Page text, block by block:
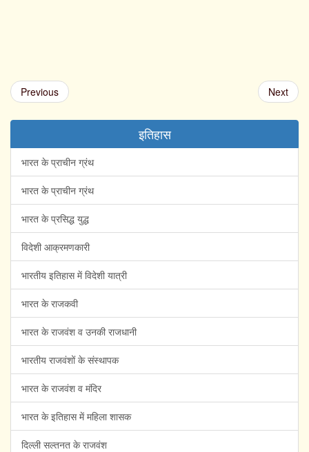
Previous Next
इतिहास
भारत के प्राचीन ग्रंथ
भारत के प्राचीन ग्रंथ
भारत के प्रसिद्ध युद्ध
विदेशी आक्रमणकारी
भारतीय इतिहास में विदेशी यात्री
भारत के राजकवी
भारत के राजवंश व उनकी राजधानी
भारतीय राजवंशों के संस्थापक
भारत के राजवंश व मंदिर
भारत के इतिहास में महिला शासक
दिल्ली सल्तनत के राजवंश